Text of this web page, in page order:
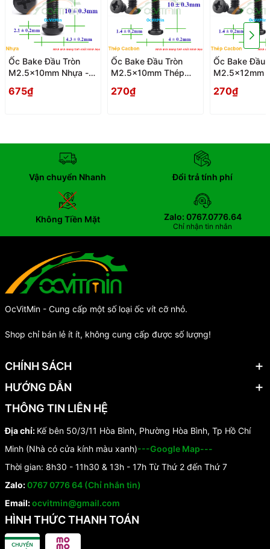
Ốc Bake Đầu Tròn
M2.5x10mm Nhựa -
675₫
Ốc Bake Đầu Tròn
M2.5x10mm Thép
Dau Tron
270₫
Ốc Bake Đầu
M2.5x12mm
Dau Tron
270₫
Vận chuyển Nhanh Đổi trả tính phí
Không Tiền Mặt Zalo: 0767.0776.64
Chỉ nhận tin nhắn
OcVitMin - Cung cấp một số loại ốc vít cỡ nhỏ.
Shop chỉ bán lẻ ít ít, không cung cấp được số lượng!
CHÍNH SÁCH
HƯỚNG DẪN
THÔNG TIN LIÊN HỆ
Địa chỉ: Kế bên 50/3/11 Hòa Bình, Phường Hòa Bình, Tp Hồ Chí
Minh (Nhà có cửa kính màu xanh)---Google Map---
Thời gian: 8h30 - 11h30 & 13h - 17h Từ Thứ 2 đến Thứ 7
Zalo:0767 0776 64 (Chỉ nhắn tin)
Email:ocvitmin@gmail.com
HÌNH THỨC THANH TOÁN